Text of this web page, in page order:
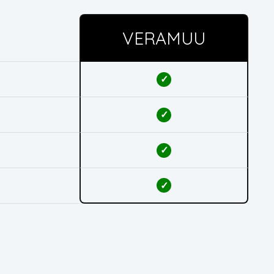
VERAMUU
✓
✓
✓
✓